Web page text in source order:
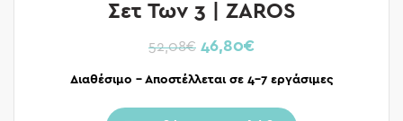
Σετ Των 3 | ZAROS
52,08€ 46,80€
Διαθέσιμο – Αποστέλλεται σε 4-7 εργάσιμες